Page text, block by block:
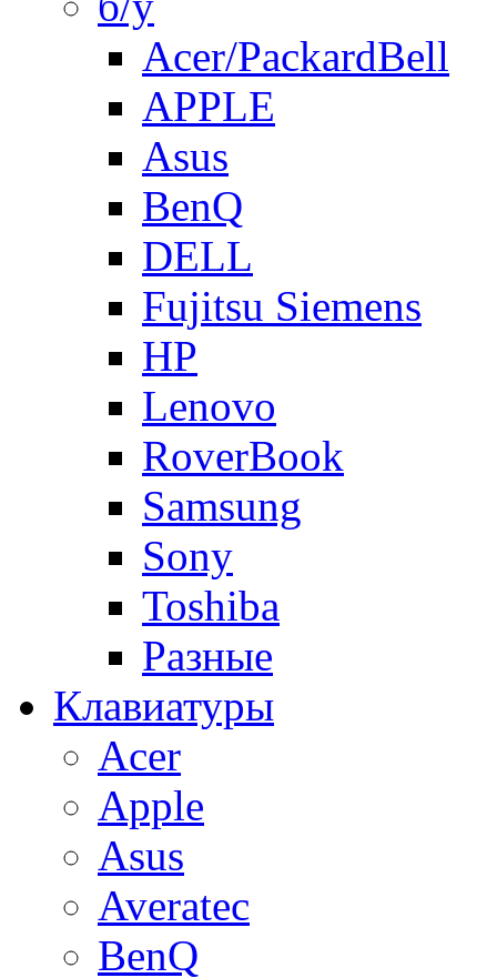
Acer/PackardBell
APPLE
Asus
BenQ
DELL
Fujitsu Siemens
HP
Lenovo
RoverBook
Samsung
Sony
Toshiba
Разные
Клавиатуры
Acer
Apple
Asus
Averatec
BenQ